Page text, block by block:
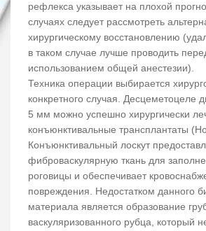
рефлекса указывает на плохой
случаях следует рассмотреть
хирургическому восстановлению
в таком случае лучше проводить
использованием общей анестезии).
Техника операции выбирается
конкретного случая. Десцеметоцеле
5 мм можно успешно хирургически
конъюнктивальные трансплантаты
Конъюнктивальный лоскут
фиброваскулярную ткань для
роговицы и обеспечивает
повреждения. Недостатком данного
материала является образование
васкуляризованного рубца, который